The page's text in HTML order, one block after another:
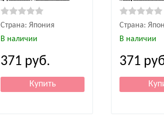
Страна: Япония
В наличии
371 руб.
Страна:
В наличии
371